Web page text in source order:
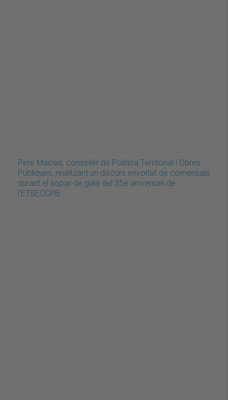
Pere Macias, conseller de Política Territorial i Obres
Públiques, realitzant un discurs envoltat de comensals
durant el sopar de gala del 25è aniversari de
l'ETSECCPB